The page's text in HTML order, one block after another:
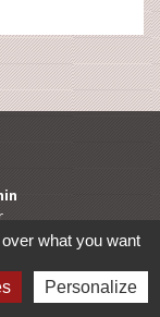
what you want
Personalize